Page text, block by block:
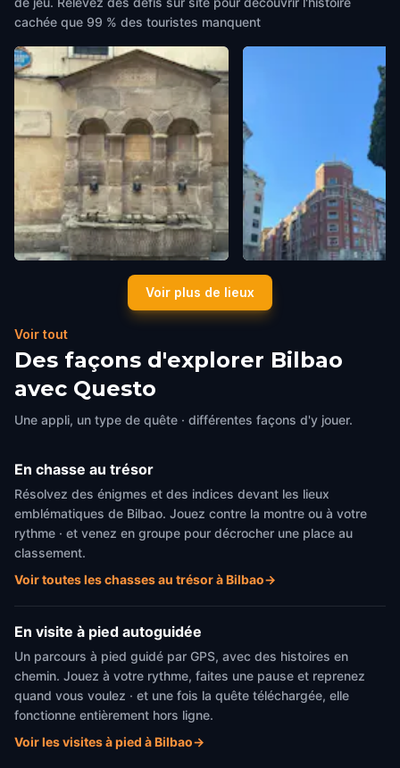
cachée que 99 % des touristes manquent
Fuente del Perro - Fountain of
Puppy
Bilbao
Voir plus de lieux
Voir tout
Des façons d'explorer Bilbao
avec Questo
Une appli, un type de quête · différentes façons d'y jouer.
En chasse au trésor
Résolvez des énigmes et des indices devant les lieux
emblématiques de Bilbao. Jouez contre la montre ou à votre
rythme · et venez en groupe pour décrocher une place au
classement.
Voir toutes les chasses au trésor à Bilbao→
En visite à pied autoguidée
Un parcours à pied guidé par GPS, avec des histoires en
chemin. Jouez à votre rythme, faites une pause et reprenez
quand vous voulez · et une fois la quête téléchargée, elle
fonctionne entièrement hors ligne.
Voir les visites à pied à Bilbao→